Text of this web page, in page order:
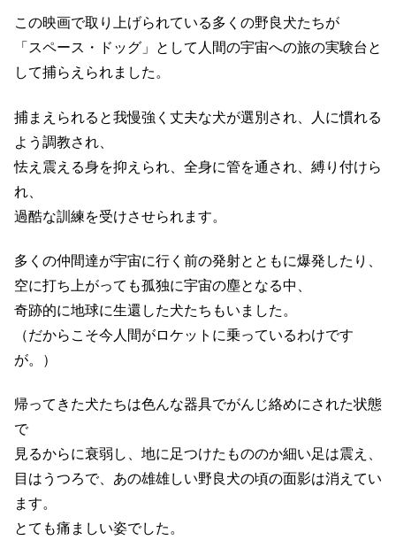
この映画で取り上げられている多くの野良犬たちが
「スペース・ドッグ」として人間の宇宙への旅の実験台と
して捕らえられました。
捕まえられると我慢強く丈夫な犬が選別され、人に慣れる
よう調教され、
怯え震える身を抑えられ、全身に管を通され、縛り付けら
れ、
過酷な訓練を受けさせられます。
多くの仲間達が宇宙に行く前の発射とともに爆発したり、
空に打ち上がっても孤独に宇宙の塵となる中、
奇跡的に地球に生還した犬たちもいました。
（だからこそ今人間がロケットに乗っているわけです
が。）
帰ってきた犬たちは色んな器具でがんじ絡めにされた状態
で
見るからに衰弱し、地に足つけたもののか細い足は震え、
目はうつろで、あの雄雄しい野良犬の頃の面影は消えてい
ます。
とても痛ましい姿でした。